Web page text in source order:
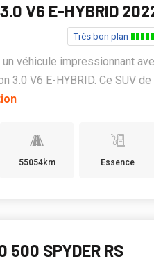
V6 E-HYBRID
Très bon plan
véhicule impressionnant
3.0 V6 E-HYBRID. Ce SUV de
55054km Essence
500 SPYDER RS